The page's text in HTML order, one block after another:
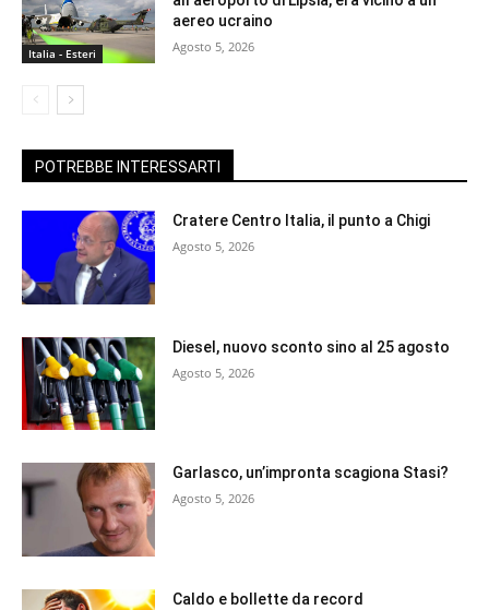
Italia - Esteri
aereo ucraino
Agosto 5, 2026
POTREBBE INTERESSARTI
Cratere Centro Italia, il punto a Chigi
Agosto 5, 2026
Diesel, nuovo sconto sino al 25 agosto
Agosto 5, 2026
Garlasco, un’impronta scagiona Stasi?
Agosto 5, 2026
Caldo e bollette da record